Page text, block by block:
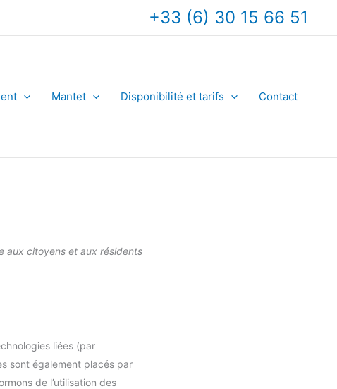
+33 (6) 30 15 66 51
Mantet Disponibilité et tarifs Contact
aux citoyens et aux résidents
liées (par
sont également placés par
de l’utilisation des